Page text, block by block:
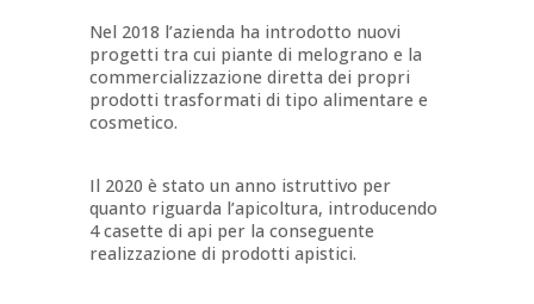
Nel 2018 l’azienda ha introdotto nuovi
progetti tra cui piante di melograno e la
commercializzazione diretta dei propri
prodotti trasformati di tipo alimentare e
cosmetico.
Il 2020 è stato un anno istruttivo per
quanto riguarda l’apicoltura, introducendo
4 casette di api per la conseguente
realizzazione di prodotti apistici.